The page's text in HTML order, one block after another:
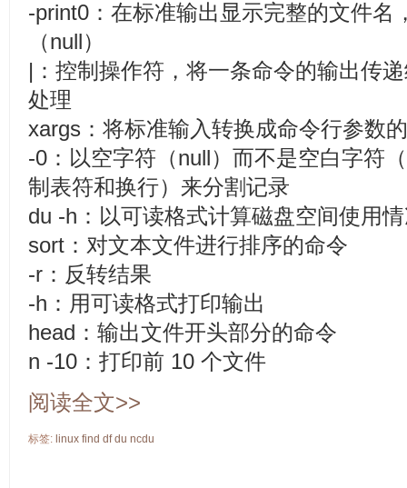
-print0：在标准输出显示完整的文件名
（null）
|：控制操作符，将一条命令的输出传
处理
xargs：将标准输入转换成命令行参数
-0：以空字符（null）而不是空白字符
制表符和换行）来分割记录
du -h：以可读格式计算磁盘空间使用
sort：对文本文件进行排序的命令
-r：反转结果
-h：用可读格式打印输出
head：输出文件开头部分的命令
n -10：打印前 10 个文件
阅读全文>>
标签: linux find df du ncdu